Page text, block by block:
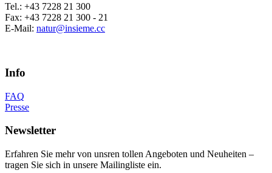
Tel.: +43 7228 21 300
Fax: +43 7228 21 300 - 21
E-Mail: natur@insieme.cc
Info
FAQ
Presse
Newsletter
Erfahren Sie mehr von unsren tollen Angeboten und Neuheiten –
tragen Sie sich in unsere Mailingliste ein.